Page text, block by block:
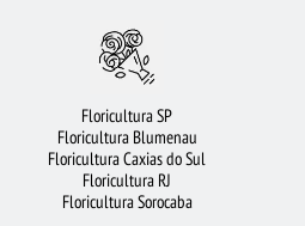
BUQUÊ DE 20 ROSAS VERMELHAS
FLORICULTURA UBERLÂNDIA
FLORICULTURA SALVADOR
FLORES DO CAMPO FLORICULTURA
Floricultura SP
Floricultura Blumenau
Floricultura Caxias do Sul
Floricultura RJ
Floricultura Sorocaba